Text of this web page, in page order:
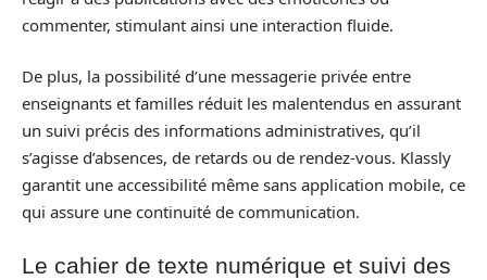
commenter, stimulant ainsi une interaction fluide.
De plus, la possibilité d’une messagerie privée entre
enseignants et familles réduit les malentendus en assurant
un suivi précis des informations administratives, qu’il
s’agisse d’absences, de retards ou de rendez-vous. Klassly
garantit une accessibilité même sans application mobile, ce
qui assure une continuité de communication.
Le cahier de texte numérique et suivi des